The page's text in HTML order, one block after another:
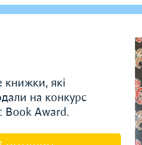
книжки, які
на конкурс
Book Award.